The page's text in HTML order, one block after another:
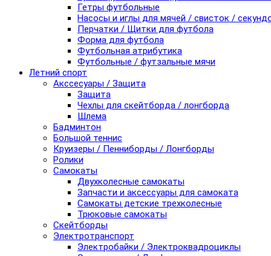
Гетры футбольные
Насосы и иглы для мячей / свисток /
Перчатки / Щитки для футбола
Форма для футбола
Футбольная атрибутика
Футбольные / футзальные мячи
Летний спорт
Акссесуары / Защита
Защита
Чехлы для скейтборда / лонгборда
Шлема
Бадминтон
Большой теннис
Круизеры / Пенниборды / Лонгборды
Ролики
Самокаты
Двухколесные самокаты
Запчасти и аксессуары для самоката
Самокаты детские трехколесные
Трюковые самокаты
Скейтборды
Электротранспорт
Электробайки / Электроквадроциклы